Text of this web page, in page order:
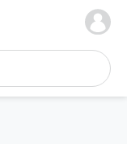
colegios